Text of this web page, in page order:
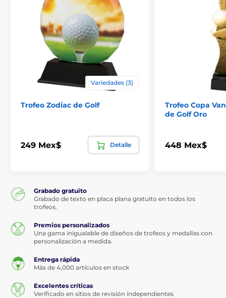
Variedades (3)
Trofeo Zodiac de Golf
249 Mex$ Detalle
Trofeo Copa
de Golf Oro
448 Mex$
Grabado gratuito
Grabado de texto en placa plana gratuito en todos los
trofeos.
Premios personalizados
Una gama inigualable de diseños de trofeos y medallas con
personalización a medida.
Entrega rápida
Más de 4,000 artículos en stock
Excelentes críticas
Verificado en sitios de revisión independientes